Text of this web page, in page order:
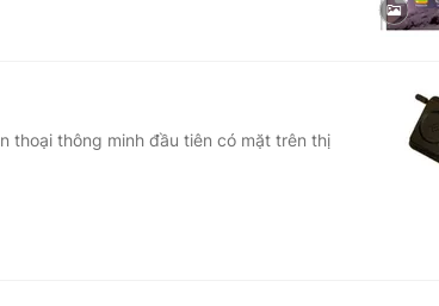
thoại thông minh đầu tiên có mặt trên thị